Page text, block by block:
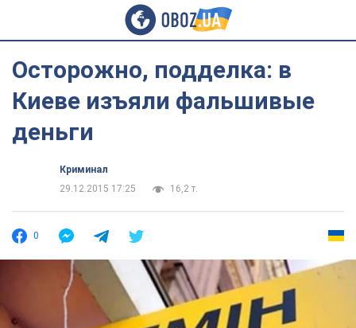
Осторожно, подделка: в
Киеве изъяли фальшивые
деньги
Криминал
29.12.2015 17:25
16,2 т.
0